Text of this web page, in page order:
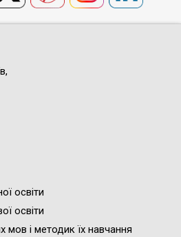
освіти
освіти
мов і методик їх навчання